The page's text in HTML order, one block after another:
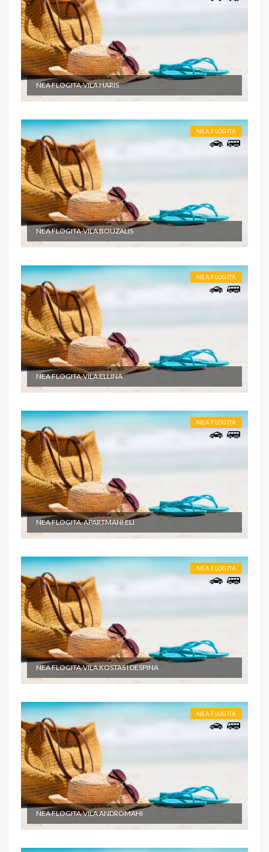
NEA FLOGITA-VILA HARIS
NEA FLOGITA
NEA FLOGITA-VILA BOUZALIS
NEA FLOGITA
NEA FLOGITA-VILA ELLINA
NEA FLOGITA
NEA FLOGITA-APARTMANI ELI
NEA FLOGITA
NEA FLOGITA-VILA KOSTAS I DESPINA
NEA FLOGITA
NEA FLOGITA-VILA ANDROMAHI